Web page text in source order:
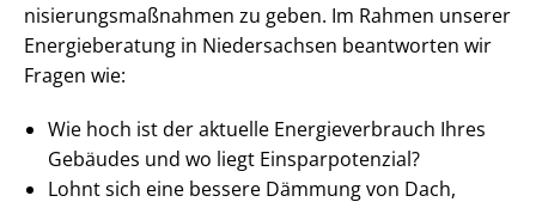
ni­sie­rungs­maß­nah­men zu geben. Im Rahmen unserer
Energieberatung in Niedersachsen beantworten wir
Fragen wie:
Wie hoch ist der aktuelle En­er­gie­ver­brauch Ihres
Gebäudes und wo liegt Ein­spar­po­ten­zi­al?
Lohnt sich eine bessere Dämmung von Dach,